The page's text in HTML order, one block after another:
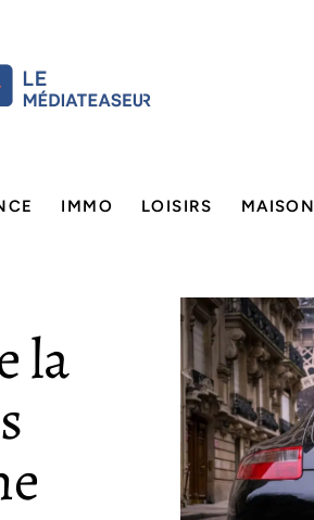
IMMO LOISIRS MAISON
la